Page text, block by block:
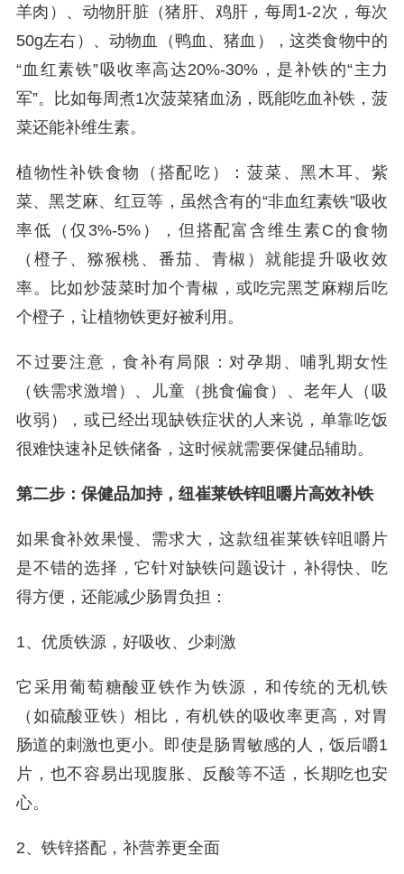
羊肉）、动物肝脏（猪肝、鸡肝，每周1-2次，每次
50g左右）、动物血（鸭血、猪血），这类食物中的
“血红素铁”吸收率高达20%-30%，是补铁的“主力
军”。比如每周煮1次菠菜猪血汤，既能吃血补铁，菠
菜还能补维生素。
植物性补铁食物（搭配吃）：菠菜、黑木耳、紫
菜、黑芝麻、红豆等，虽然含有的“非血红素铁”吸收
率低（仅3%-5%），但搭配富含维生素C的食物
（橙子、猕猴桃、番茄、青椒）就能提升吸收效
率。比如炒菠菜时加个青椒，或吃完黑芝麻糊后吃
个橙子，让植物铁更好被利用。
不过要注意，食补有局限：对孕期、哺乳期女性
（铁需求激增）、儿童（挑食偏食）、老年人（吸
收弱），或已经出现缺铁症状的人来说，单靠吃饭
很难快速补足铁储备，这时候就需要保健品辅助。
第二步：保健品加持，纽崔莱铁锌咀嚼片高效补铁
如果食补效果慢、需求大，这款纽崔莱铁锌咀嚼片
是不错的选择，它针对缺铁问题设计，补得快、吃
得方便，还能减少肠胃负担：
1、优质铁源，好吸收、少刺激
它采用葡萄糖酸亚铁作为铁源，和传统的无机铁
（如硫酸亚铁）相比，有机铁的吸收率更高，对胃
肠道的刺激也更小。即使是肠胃敏感的人，饭后嚼1
片，也不容易出现腹胀、反酸等不适，长期吃也安
心。
2、铁锌搭配，补营养更全面